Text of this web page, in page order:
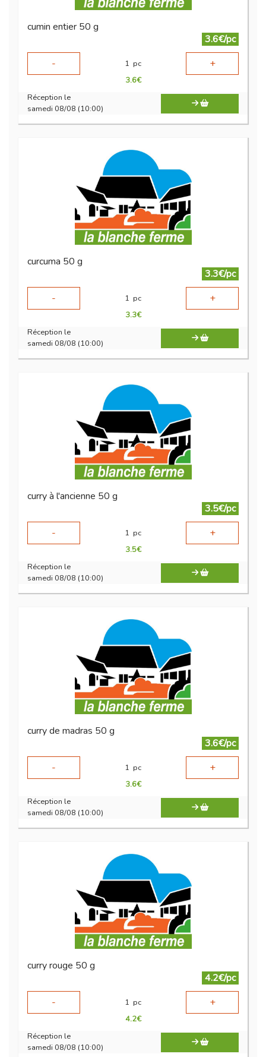
cumin entier 50 g
3.6€/pc
-
1 pc +
3.6€
Réception le
samedi 08/08 (10:00)
curcuma 50 g
3.3€/pc
-
1 pc +
3.3€
Réception le
samedi 08/08 (10:00)
curry à l'ancienne 50 g
3.5€/pc
-
1 pc +
3.5€
Réception le
samedi 08/08 (10:00)
curry de madras 50 g
3.6€/pc
-
1 pc +
3.6€
Réception le
samedi 08/08 (10:00)
curry rouge 50 g
4.2€/pc
-
1 pc +
4.2€
Réception le
samedi 08/08 (10:00)